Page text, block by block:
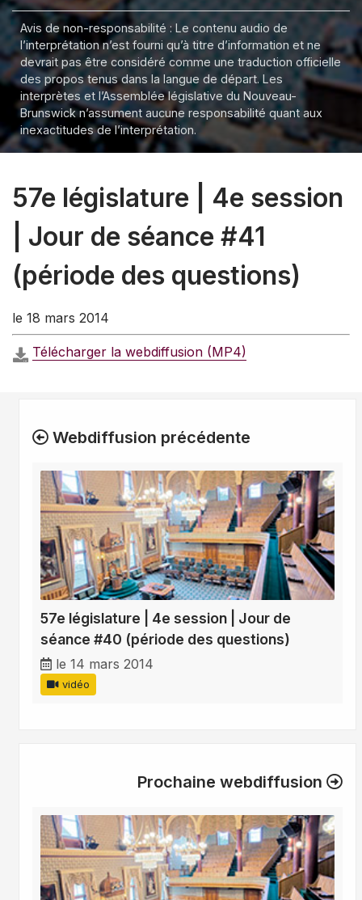
Avis de non-responsabilité : Le contenu audio de
l’interprétation n’est fourni qu’à titre d’information et ne
devrait pas être considéré comme une traduction officielle
des propos tenus dans la langue de départ. Les
interprètes et l’Assemblée législative du Nouveau-
Brunswick n’assument aucune responsabilité quant aux
inexactitudes de l’interprétation.
57e législature | 4e session
| Jour de séance #41
(période des questions)
le 18 mars 2014
Télécharger la webdiffusion (MP4)
Webdiffusion précédente
57e législature | 4e session | Jour de
séance #40 (période des questions)
le 14 mars 2014
vidéo
Prochaine webdiffusion